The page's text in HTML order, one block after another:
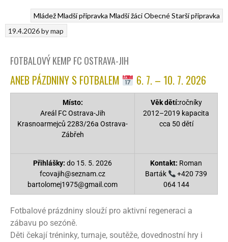
MládežMladší přípravka Mladší žáciObecnéStarší přípravka
19.4.2026bymap
FOTBALOVÝ KEMP FC OSTRAVA-JIH
ANEB PÁZDNINY S FOTBALEM 6. 7. – 10. 7. 2026
Místo:
Areál FC Ostrava-Jih
Krasnoarmejců 2283/26a Ostrava-
Zábřeh
Věk dětí:ročníky
2012–2019 kapacita
cca 50 dětí
Přihlášky: do 15. 5. 2026
fcovajih@seznam.cz
bartolomej1975@gmail.com
Kontakt: Roman
Barták
+420 739
064 144
Fotbalové prázdniny slouží pro aktivní regeneraci a
zábavu po sezóně.
Děti čekají tréninky, turnaje, soutěže, dovednostní hry i